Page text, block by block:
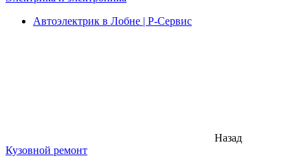
Автоэлектрик в Лобне | Р-Сервис
Назад
Кузовной ремонт